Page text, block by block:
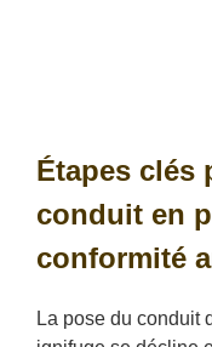
Étapes clés
conduit en
conformité
La pose du conduit